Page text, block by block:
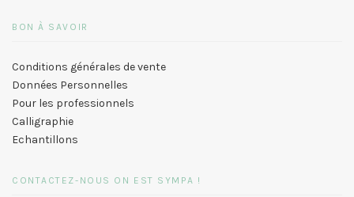
BON À SAVOIR
Conditions générales de vente
Données Personnelles
Pour les professionnels
Calligraphie
Echantillons
CONTACTEZ-NOUS ON EST SYMPA !